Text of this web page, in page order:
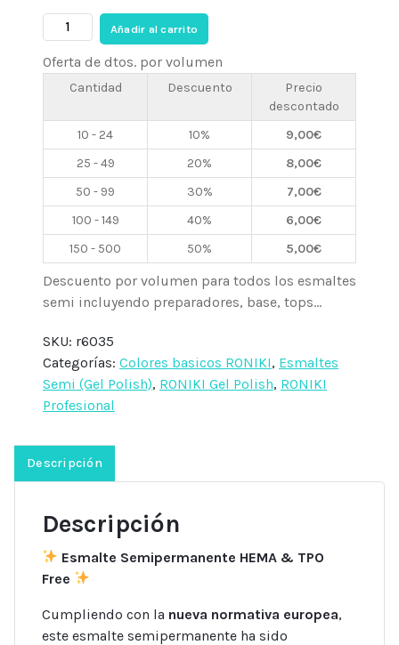
10,00€.
es:
8,00€.
Esmalte
semi
R6035,
15ml
Professional
cantidad
Añadir al carrito
Oferta de dtos. por volumen
Cantidad Descuento
Precio
descontado
10 - 24
10% 9,00€
25 - 49
20% 8,00€
50 - 99
30% 7,00€
100 - 149
40% 6,00€
150 - 500
50% 5,00€
Descuento por volumen para todos los esmaltes
semi incluyendo preparadores, base, tops...
SKU: r6035
Categorías: Colores basicos RONIKI, Esmaltes
Semi (Gel Polish), RONIKI Gel Polish, RONIKI
Profesional
Descripción
Descripción
Esmalte Semipermanente HEMA & TPO
Free
Cumpliendo con la nueva normativa europea,
este esmalte semipermanente ha sido